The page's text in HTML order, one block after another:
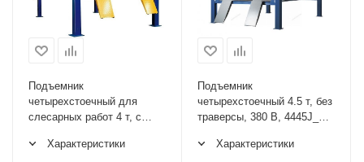
Подъемник
четырехстоечный для
слесарных работ 4 т, с
Характеристики
Подъемник
четырехстоечный 4.5 т, без
траверсы, 380 В, 4445J_M
Характеристики